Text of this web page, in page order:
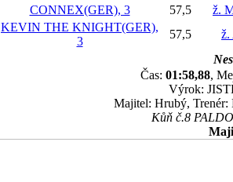
CONNEX(GER), 3 57,5
ž.
KEVIN THE KNIGHT(GER),
3
57,5
ž.
Čas: 01:58,88,
Výrok:
Majitel: Hrubý, Trenér:
Kůň č.8